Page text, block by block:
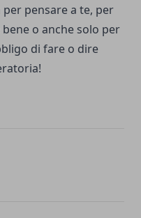
pensare a te, per
o anche solo per
di fare o dire